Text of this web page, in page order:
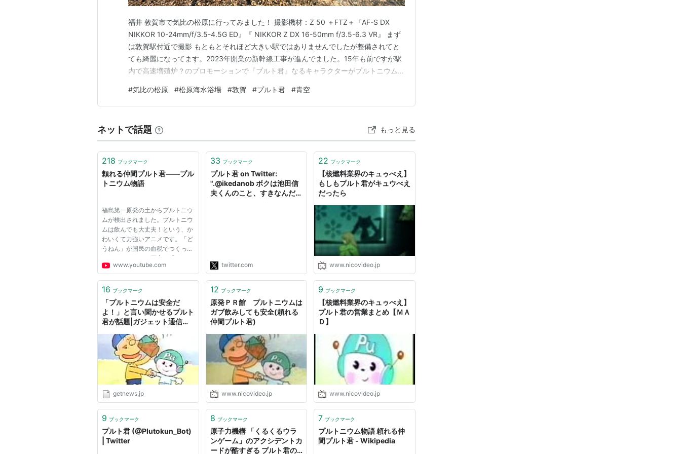
福井 敦賀市で気比の松原に行ってみました！ 撮影機材：Z 50 ＋FTZ＋『AF-S DX
NIKKOR 10-24mm/f/3.5-4.5G ED』『 NIKKOR Z DX 16-50mm f/3.5-6.3 VR』 まず
は敦賀駅付近で撮影 もともとそれほど大きい駅ではありませんでしたが整備されてと
ても綺麗になってます。2023年開業の新幹線工事が進んでました。15年も前ですが駅
内で高速増殖炉？のプロモーションで『プルト君』なるキャラクターがプルトニウムは
す・・今やったら大変ですね（笑） ↓多分これです。４分５０秒～…
#気比の松原 #松原海水浴場 #敦賀 #プルト君 #青空
ネットで話題 もっと見る
218 ブックマーク
頼れる仲間プルト君——プル
トニウム物語
福島第一原発の土からプルトニウ
ムが検出されました。プルトニウ
ムは飲んでも大丈夫！という、か
わいくて力強いアニメです。「ど
うねん」が国民の血税でつくった
のに、アメリカの圧力（「コラ！
飲むのはやっぱり超危険だろう
れなくなっているのはとても残念
なので、ここに掲載します。（...
www.youtube.com
33 ブックマーク
プルト君 on Twitter:
".@ikedanob ボクは池田信
夫くんのこと、すきなんだ
twitter.com
22 ブックマーク
【核燃料業界のキュゥべえ】
もしもプルト君がキュウべえ
だったら
www.nicovideo.jp
16 ブックマーク
「プルトニウムは安全だ
よ！」と言い聞かせるプルト
君が話題|ガジェット通信
getnews.jp
12 ブックマーク
原発ＰＲ館 プルトニウムは
ガブ飲みしても安全(頼れる
仲間プルト君)
www.nicovideo.jp
9 ブックマーク
【核燃料業界のキュゥべえ】
プルト君の営業まとめ【ＭＡ
Ｄ】
www.nicovideo.jp
9 ブックマーク
プルト君 (@Plutokun_Bot)
| Twitter
8 ブックマーク
原子力機構 「くるくるウラ
ンゲーム」のアクシデントカ
ードが酷すぎる プルト君の
7 ブックマーク
プルトニウム物語 頼れる仲
間プルト君 - Wikipedia